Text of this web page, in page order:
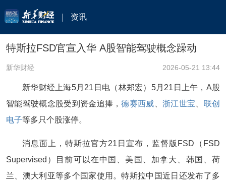
资讯
特斯拉FSD官宣入华 A股智能驾驶概念躁动
新华财经 2026-05-21 13:44
新华财经上海5月21日电（林郑宏）5月21日上午，A股
智能驾驶概念股受到资金追捧，德赛西威 、浙江世宝
联创
电子等多只个股涨停。
消息面上，特斯拉官方21日宣布，监督版FSD（FSD
Supervised）目前可以在中国、美国、加拿大、韩国、荷
兰、澳大利亚等多个国家使用。特斯拉中国近日还发布了多